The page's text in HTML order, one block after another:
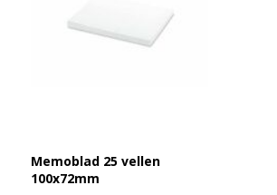
Memoblad 25 vellen
100x72mm